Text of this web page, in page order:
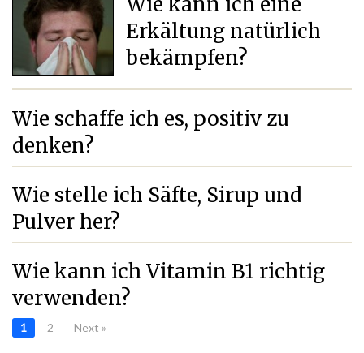
Erkältung natürlich
bekämpfen?
Wie schaffe ich es, positiv zu
denken?
Wie stelle ich Säfte, Sirup und
Pulver her?
Wie kann ich Vitamin B1 richtig
verwenden?
1 2 Next »